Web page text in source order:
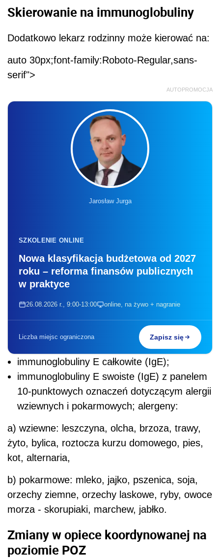
Skierowanie na immunoglobuliny
Dodatkowo lekarz rodzinny może kierować na:
auto 30px;font-family:Roboto-Regular,sans-
serif">
AUTOPROMOCJA
Jarosław Jurga
SZKOLENIE ONLINE
Nowa klasyfikacja budżetowa od 2027
roku – reforma finansów publicznych
w praktyce
26.08.2026 r., 9:00-13:00 online, na żywo + nagranie
Liczba miejsc ograniczona Zapisz się
immunoglobuliny E całkowite (IgE);
immunoglobuliny E swoiste (IgE) z panelem
10-punktowych oznaczeń dotyczącym alergii
wziewnych i pokarmowych; alergeny:
a) wziewne: leszczyna, olcha, brzoza, trawy,
żyto, bylica, roztocza kurzu domowego, pies,
kot, alternaria,
b) pokarmowe: mleko, jajko, pszenica, soja,
orzechy ziemne, orzechy laskowe, ryby, owoce
morza - skorupiaki, marchew, jabłko.
Zmiany w opiece koordynowanej na
poziomie POZ